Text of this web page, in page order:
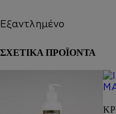
Εξαντλημένο
ΣΧΕΤΙΚΑ ΠΡΟΪΟΝΤΑ